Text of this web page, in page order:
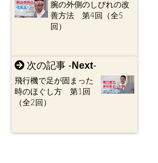
腕の外側のしびれの改
善方法 第4回（全5
回）
次の記事 - Next-
飛行機で足が固まった
時のほぐし方 第1回
（全2回）